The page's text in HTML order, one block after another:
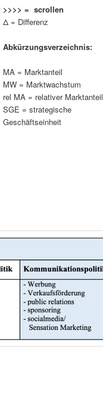
>>>> = scrollen
Δ = Differenz
Abkürzungsverzeichnis:
MA = Marktanteil
MW = Marktwachstum
rel MA = relativer Marktanteil
SGE = strategische
Geschäftseinheit